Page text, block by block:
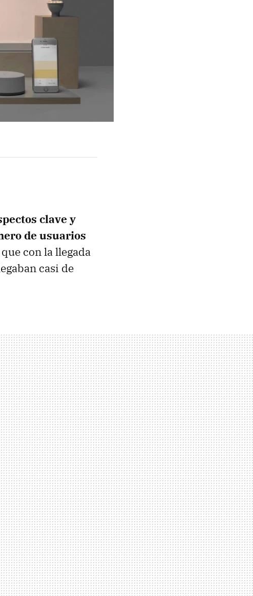
clave y
de usuarios
que con la llegada
casi de